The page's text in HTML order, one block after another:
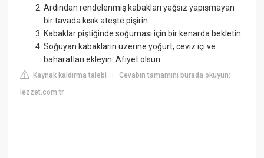
Ardından rendelenmiş kabakları yağsız yapışmayan
bir tavada kısık ateşte pişirin.
Kabaklar piştiğinde soğuması için bir kenarda bekletin.
Soğuyan kabakların üzerine yoğurt, ceviz içi ve
baharatları ekleyin. Afiyet olsun.
Kaynak kaldırma talebi |Cevabın tamamını burada okuyun:
lezzet.com.tr